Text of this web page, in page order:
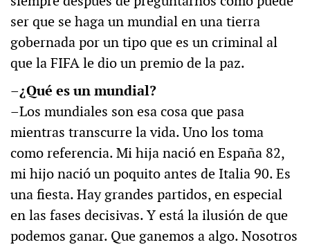
ser que se haga un mundial en una tierra
gobernada por un tipo que es un criminal al
que la FIFA le dio un premio de la paz.
–¿Qué es un mundial?
–Los mundiales son esa cosa que pasa
mientras transcurre la vida. Uno los toma
como referencia. Mi hija nació en España 82,
mi hijo nació un poquito antes de Italia 90. Es
una fiesta. Hay grandes partidos, en especial
en las fases decisivas. Y está la ilusión de que
podemos ganar. Que ganemos a algo. Nosotros